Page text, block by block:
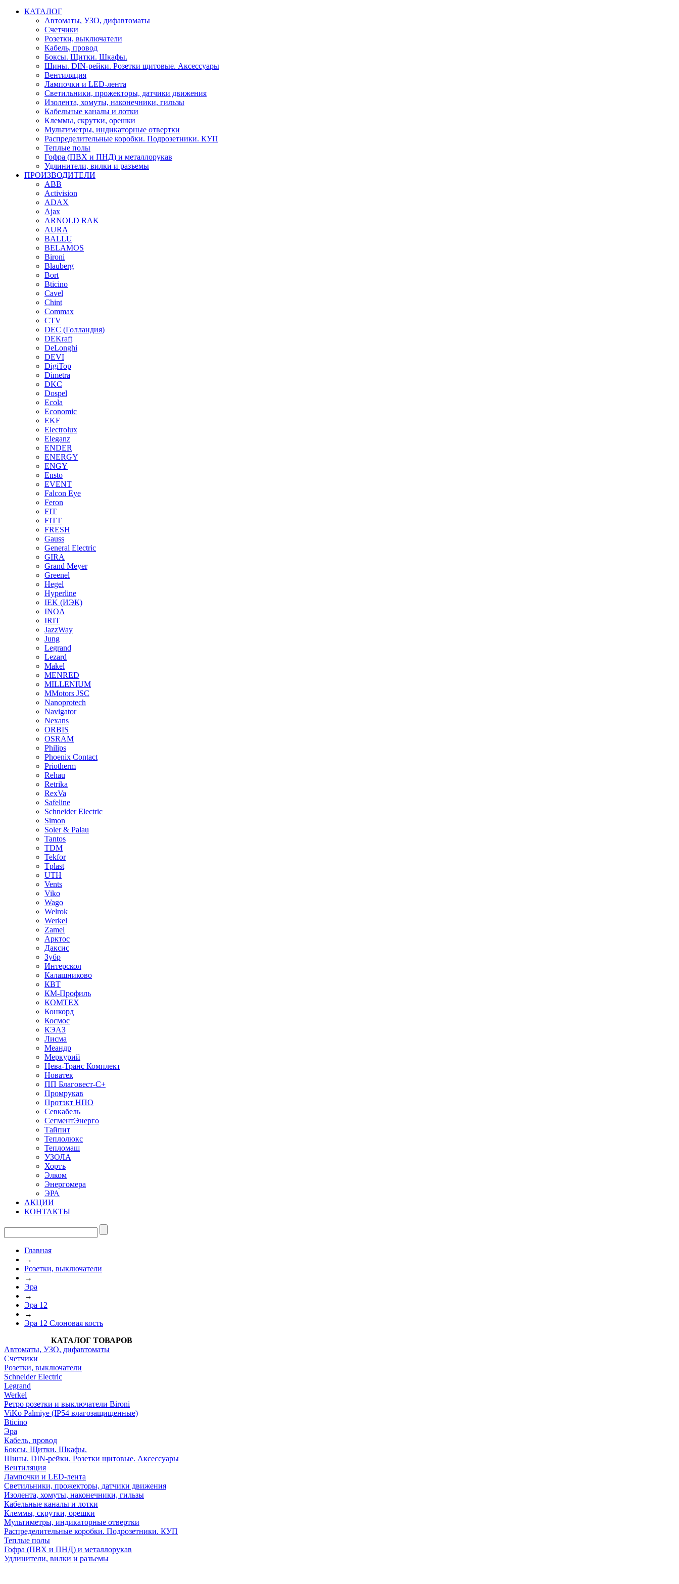
КАТАЛОГ
Автоматы, УЗО, дифавтоматы
Счетчики
Розетки, выключатели
Кабель, провод
Боксы. Щитки. Шкафы.
Шины. DIN-рейки. Розетки щитовые. Аксессуары
Вентиляция
Лампочки и LED-лента
Светильники, прожекторы, датчики движения
Изолента, хомуты, наконечники, гильзы
Кабельные каналы и лотки
Клеммы, скрутки, орешки
Мультиметры, индикаторные отвертки
Распределительные коробки. Подрозетники. КУП
Теплые полы
Гофра (ПВХ и ПНД) и металлорукав
Удлинители, вилки и разъемы
ПРОИЗВОДИТЕЛИ
ABB
Activision
ADAX
Ajax
ARNOLD RAK
AURA
BALLU
BELAMOS
Bironi
Blauberg
Bort
Bticino
Cavel
Chint
Commax
CTV
DEC (Голландия)
DEKraft
DeLonghi
DEVI
DigiTop
Dimetra
DKC
Dospel
Ecola
Economic
EKF
Electrolux
Eleganz
ENDER
ENERGY
ENGY
Ensto
EVENT
Falcon Eye
Feron
FIT
FITT
FRESH
Gauss
General Electric
GIRA
Grand Meyer
Greenel
Hegel
Hyperline
IEK (ИЭК)
INOA
IRIT
JazzWay
Jung
Legrand
Lezard
Makel
MENRED
MILLENIUM
MMotors JSC
Nanoprotech
Navigator
Nexans
ORBIS
OSRAM
Philips
Phoenix Contact
Priotherm
Rehau
Retrika
RexVa
Safeline
Schneider Electric
Simon
Soler & Palau
Tantos
TDM
Tekfor
Tplast
UTH
Vents
Viko
Wago
Welrok
Werkel
Zamel
Арктос
Даксис
Зубр
Интерскол
Калашниково
КВТ
КМ-Профиль
КОМТЕХ
Конкорд
Космос
КЭАЗ
Лисма
Меандр
Меркурий
Нева-Транс Комплект
Новатек
ПП Благовест-С+
Промрукав
Протэкт НПО
Севкабель
СегментЭнерго
Тайпит
Теплолюкс
Тепломаш
УЗОЛА
Хортъ
Элком
Энергомера
ЭРА
АКЦИИ
КОНТАКТЫ
Главная
→
Розетки, выключатели
→
Эра
→
Эра 12
→
Эра 12 Слоновая кость
КАТАЛОГ ТОВАРОВ
Автоматы, УЗО, дифавтоматы
Счетчики
Розетки, выключатели
Schneider Electric
Legrand
Werkel
Ретро розетки и выключатели Bironi
ViKo Palmiye (IP54 влагозащищенные)
Bticino
Эра
Кабель, провод
Боксы. Щитки. Шкафы.
Шины. DIN-рейки. Розетки щитовые. Аксессуары
Вентиляция
Лампочки и LED-лента
Светильники, прожекторы, датчики движения
Изолента, хомуты, наконечники, гильзы
Кабельные каналы и лотки
Клеммы, скрутки, орешки
Мультиметры, индикаторные отвертки
Распределительные коробки. Подрозетники. КУП
Теплые полы
Гофра (ПВХ и ПНД) и металлорукав
Удлинители, вилки и разъемы